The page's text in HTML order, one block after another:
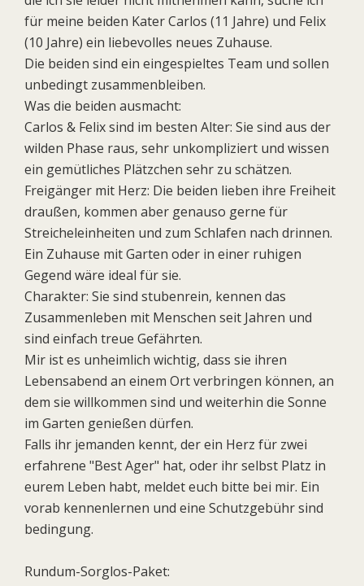
für meine beiden Kater Carlos (11 Jahre) und Felix
(10 Jahre) ein liebevolles neues Zuhause.
Die beiden sind ein eingespieltes Team und sollen
unbedingt zusammenbleiben.
Was die beiden ausmacht:
Carlos & Felix sind im besten Alter: Sie sind aus der
wilden Phase raus, sehr unkompliziert und wissen
ein gemütliches Plätzchen sehr zu schätzen.
Freigänger mit Herz: Die beiden lieben ihre Freiheit
draußen, kommen aber genauso gerne für
Streicheleinheiten und zum Schlafen nach drinnen.
Ein Zuhause mit Garten oder in einer ruhigen
Gegend wäre ideal für sie.
Charakter: Sie sind stubenrein, kennen das
Zusammenleben mit Menschen seit Jahren und
sind einfach treue Gefährten.
Mir ist es unheimlich wichtig, dass sie ihren
Lebensabend an einem Ort verbringen können, an
dem sie willkommen sind und weiterhin die Sonne
im Garten genießen dürfen.
Falls ihr jemanden kennt, der ein Herz für zwei
erfahrene "Best Ager" hat, oder ihr selbst Platz in
eurem Leben habt, meldet euch bitte bei mir. Ein
vorab kennenlernen und eine Schutzgebühr sind
bedingung.
Rundum-Sorglos-Paket: